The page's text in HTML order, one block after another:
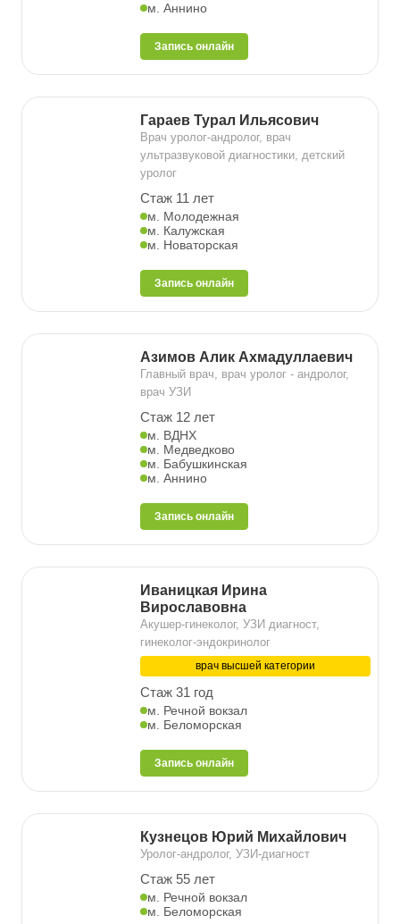
м. Аннино
Запись онлайн
Гараев Турал Ильясович
Врач уролог-андролог, врач
ультразвуковой диагностики, детский
уролог
Стаж 11 лет
м. Молодежная
м. Калужская
м. Новаторская
Запись онлайн
Азимов Алик Ахмадуллаевич
Главный врач, врач уролог - андролог,
врач УЗИ
Стаж 12 лет
м. ВДНХ
м. Медведково
м. Бабушкинская
м. Аннино
Запись онлайн
Иваницкая Ирина
Вирославовна
Акушер-гинеколог, УЗИ диагност,
гинеколог-эндокринолог
врач высшей категории
Стаж 31 год
м. Речной вокзал
м. Беломорская
Запись онлайн
Кузнецов Юрий Михайлович
Уролог-андролог, УЗИ-диагност
Стаж 55 лет
м. Речной вокзал
м. Беломорская